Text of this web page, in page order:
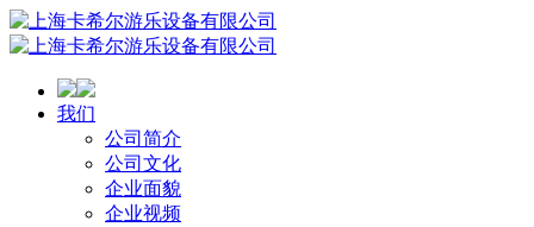
我们
公司简介
公司文化
企业面貌
企业视频